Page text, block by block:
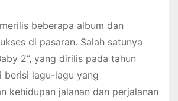
beberapa album dan
di pasaran. Salah satunya
2”, yang dirilis pada tahun
berisi lagu-lagu yang
kehidupan jalanan dan perjalanan